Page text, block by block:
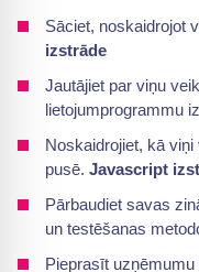
Sāciet, noskaidrojot
izstrāde
Jautājiet par viņu
lietojumprogrammu
Noskaidrojiet, kā
pusē. Javascript
Pārbaudiet savas
un testēšanas
Pieprasīt